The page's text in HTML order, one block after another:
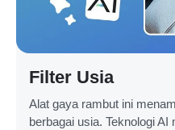
Filter Usia
Alat gaya rambut ini
berbagai usia. Teknologi